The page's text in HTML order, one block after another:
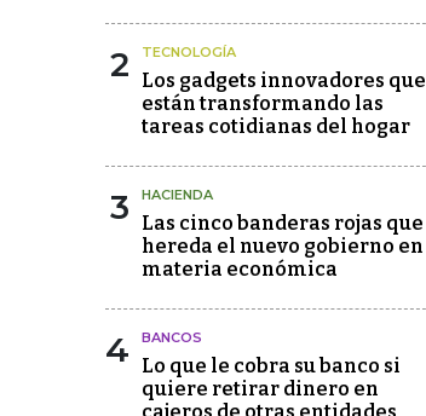
2 TECNOLOGÍA
Los gadgets innovadores que
están transformando las
tareas cotidianas del hogar
3 HACIENDA
Las cinco banderas rojas que
hereda el nuevo gobierno en
materia económica
4 BANCOS
Lo que le cobra su banco si
quiere retirar dinero en